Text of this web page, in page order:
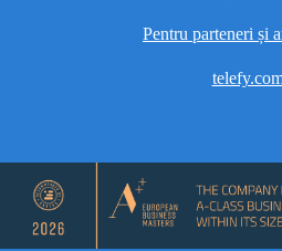
Pentru parteneri și